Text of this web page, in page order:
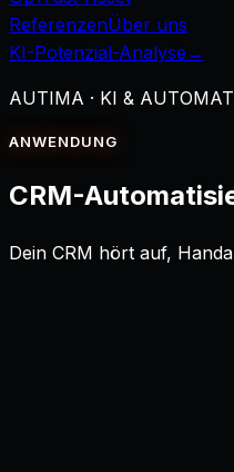
ReferenzenÜber uns
KI-Potenzial-Analyse →
AUTIMA · KI &
ANWENDUNG
CRM-
Dein CRM hört auf,